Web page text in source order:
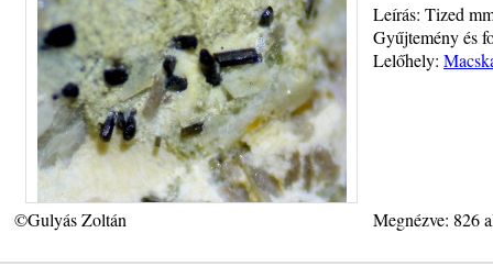
Leírás: Tized
Gyűjtemény és
Lelőhely:
©Gulyás Zoltán Megnézve: 826